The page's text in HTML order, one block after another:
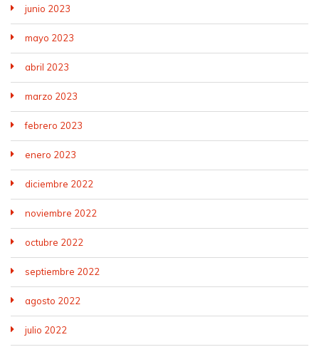
junio 2023
mayo 2023
abril 2023
marzo 2023
febrero 2023
enero 2023
diciembre 2022
noviembre 2022
octubre 2022
septiembre 2022
agosto 2022
julio 2022